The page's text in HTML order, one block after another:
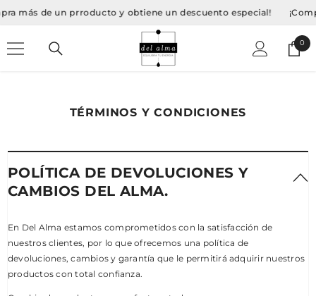
SALTAR AL CONTENIDO
más de un prroducto y obtiene un descuento especial!
00
TÉRMINOS Y CONDICIONES
POLÍTICA DE DEVOLUCIONES Y
CAMBIOS DEL ALMA.
En Del Alma estamos comprometidos con la satisfacción de
nuestros clientes, por lo que ofrecemos una política de
devoluciones, cambios y garantía que le permitirá adquirir nuestros
productos con total confianza.